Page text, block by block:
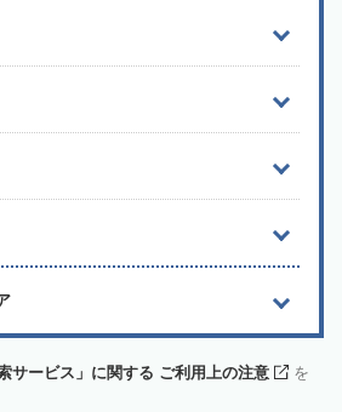
サービス」に関する ご利用上の注意
を